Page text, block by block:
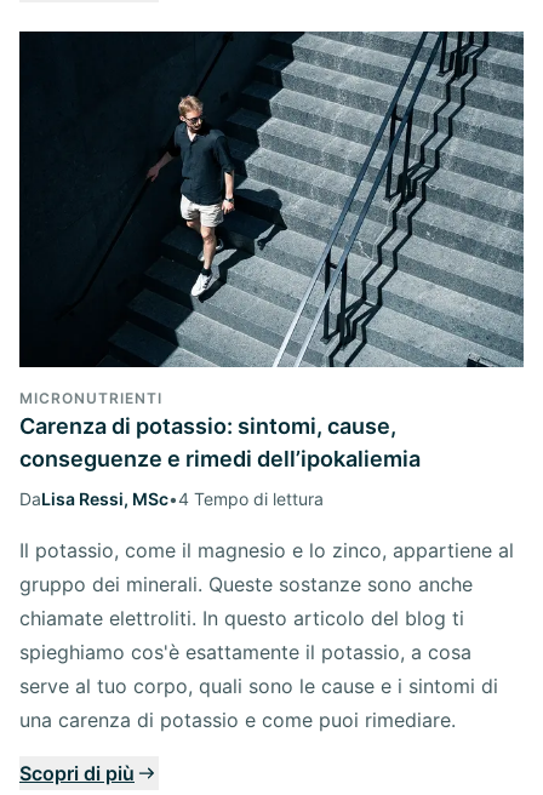
MICRONUTRIENTI
Carenza di potassio: sintomi, cause,
conseguenze e rimedi dell’ipokaliemia
DaLisa Ressi, MSc•4 Tempo di lettura
Il potassio, come il magnesio e lo zinco, appartiene al
gruppo dei minerali. Queste sostanze sono anche
chiamate elettroliti. In questo articolo del blog ti
spieghiamo cos'è esattamente il potassio, a cosa
serve al tuo corpo, quali sono le cause e i sintomi di
una carenza di potassio e come puoi rimediare.
Scopri di più